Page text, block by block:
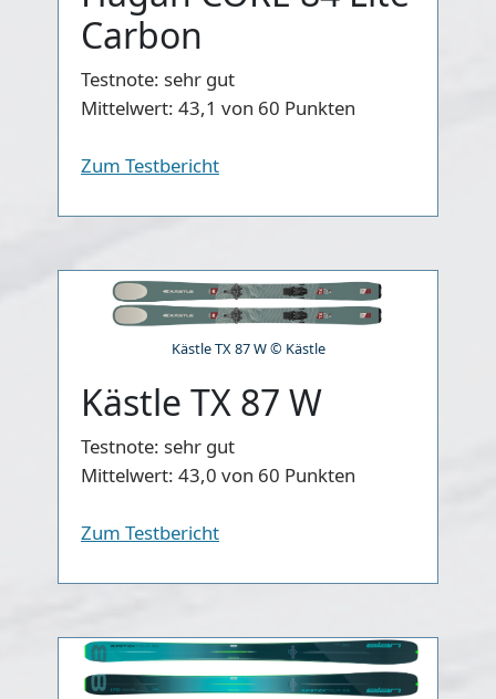
Carbon
Testnote: sehr gut
Mittelwert: 43,1 von 60 Punkten
Zum Testbericht
Kästle TX 87 W © Kästle
Kästle TX 87 W
Testnote: sehr gut
Mittelwert: 43,0 von 60 Punkten
Zum Testbericht